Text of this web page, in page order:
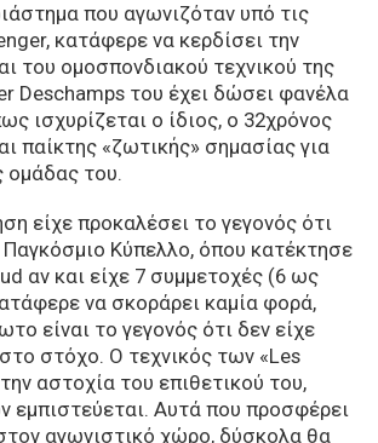
που αγωνιζόταν υπό τις
κατάφερε να κερδίσει την
του ομοσπονδιακού τεχνικού της
Deschamps του έχει δώσει φανέλα
ισχυρίζεται ο ίδιος, ο 32χρόνος
παίκτης «ζωτικής» σημασίας για
ομάδας του.
είχε προκαλέσει το γεγονός ότι
Κύπελλο, όπου κατέκτησε
αν και είχε 7 συμμετοχές (6 ως
να σκοράρει καμία φορά,
είναι το γεγονός ότι δεν είχε
στόχο. Ο τεχνικός των «Les
αστοχία του επιθετικού του,
εμπιστεύεται. Αυτά που προσφέρει
αγωνιστικό χώρο, δύσκολα θα